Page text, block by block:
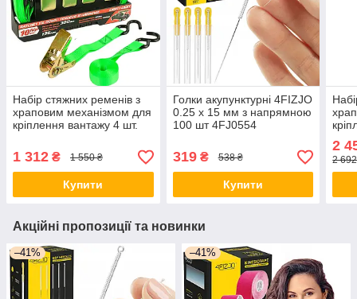
Набір стяжних ременів з
храповим механізмом для
кріплення вантажу 4 шт.
навантаженням 136 кг
1 312 ₴ 1 550 ₴
Купити
Голки акупунктурні 4FIZJO
0.25 х 15 мм з напрямною
100 шт 4FJ0554
319₴ 538 ₴
Купити
27
2
2
Акційні пропозиції та новинки
–41% –41%